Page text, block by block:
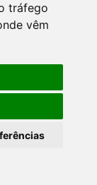
tráfego
vêm
e pacientes
e